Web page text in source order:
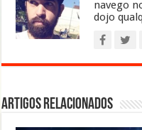
navego
dojo
Artigos relacionados